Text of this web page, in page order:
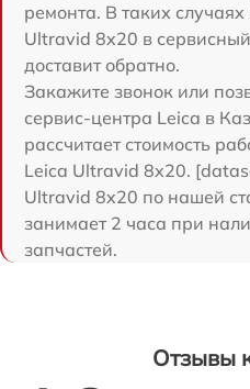
ремонта. В таких
Ultravid 8x20 в
доставит обратно.
Закажите звонок или
сервис-центра Leica в
рассчитает стоимость
Leica Ultravid 8x20.
Ultravid 8x20 по нашей
занимает 2 часа при
запчастей.
Отзывы